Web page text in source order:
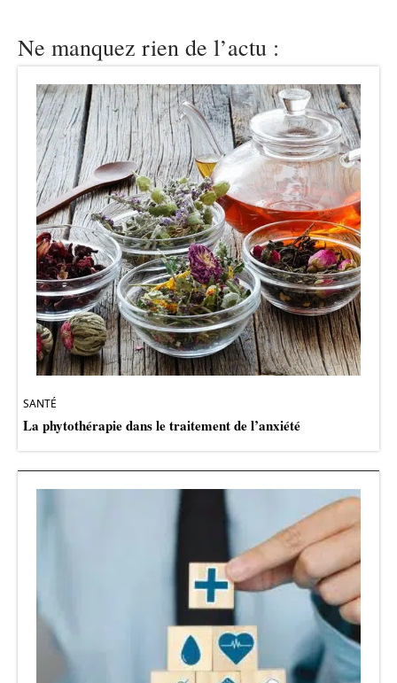
Ne manquez rien de l’actu :
SANTÉ
La phytothérapie dans le traitement de l’anxiété